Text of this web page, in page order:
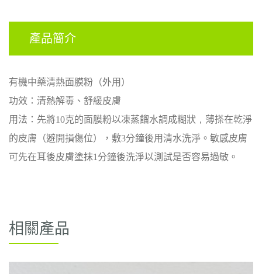
產品簡介
有機中藥清熱面膜粉（外用）
功效：清熱解毒、舒緩皮膚
用法：先將10克的面膜粉以凍蒸餾水調成糊狀 ， 薄搽在乾淨
的皮膚（避開損傷位），敷3分鐘後用清水洗淨。敏感皮膚
可先在耳後皮膚塗抹1分鐘後洗淨以測試是否容易過敏。
相關產品